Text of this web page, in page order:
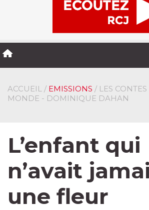
ACCUEIL / EMISSIONS / LES
MONDE - DOMINIQUE DAHAN
L’enfant qui
n’avait
une fleur